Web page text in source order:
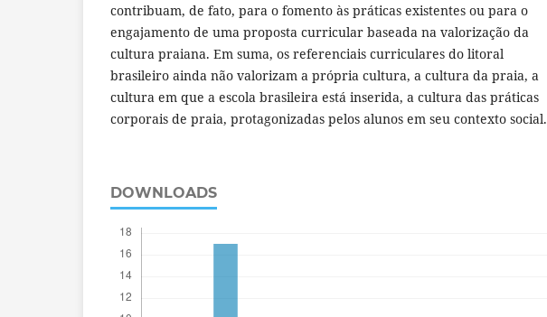
contribuam, de fato, para o fomento às práticas existentes ou para o
engajamento de uma proposta curricular baseada na valorização da
cultura praiana. Em suma, os referenciais curriculares do litoral
brasileiro ainda não valorizam a própria cultura, a cultura da praia, a
cultura em que a escola brasileira está inserida, a cultura das práticas
corporais de praia, protagonizadas pelos alunos em seu contexto social.
DOWNLOADS